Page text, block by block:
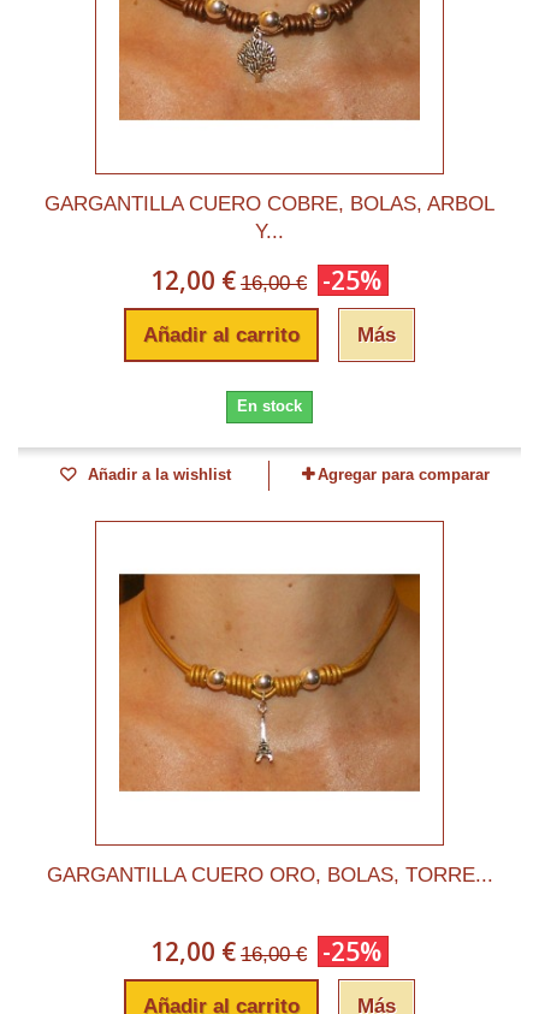
GARGANTILLA CUERO COBRE, BOLAS, ARBOL
Y...
12,00 € 16,00 € -25%
Añadir al carrito Más
En stock
Añadir a la wishlist Agregar para comparar
GARGANTILLA CUERO ORO, BOLAS, TORRE...
12,00 € 16,00 € -25%
Añadir al carrito Más